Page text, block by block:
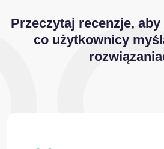
Przeczytaj recenzje,
co użytkownicy